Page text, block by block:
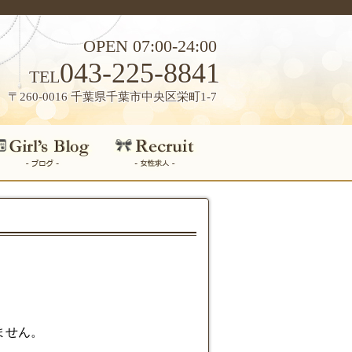
OPEN 07:00-24:00
TEL043-225-8841
〒260-0016 千葉県千葉市中央区栄町1-7
ん。